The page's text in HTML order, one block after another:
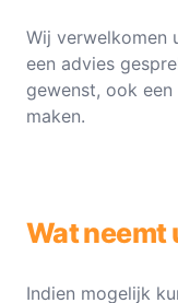
Wij verwelkomen
een advies
gewenst, ook
maken.
Wat neemt
Indien mogelijk